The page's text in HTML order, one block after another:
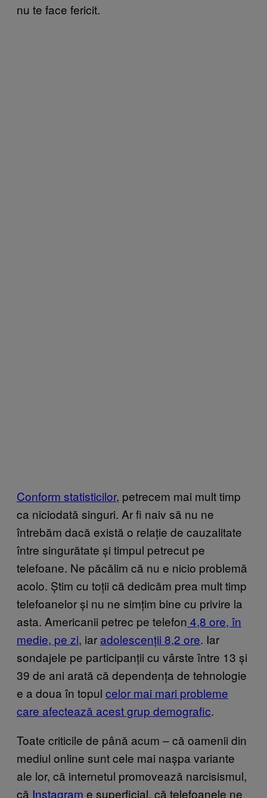
nu te face fericit.
Conform statisticilor, petrecem mai mult timp
ca niciodată singuri. Ar fi naiv să nu ne
întrebăm dacă există o relație de cauzalitate
între singurătate și timpul petrecut pe
telefoane. Ne păcălim că nu e nicio problemă
acolo. Știm cu toții că dedicăm prea mult timp
telefoanelor și nu ne simțim bine cu privire la
asta. Americanii petrec pe telefon 4,8 ore, în
medie, pe zi, iar adolescenții 8,2 ore. Iar
sondajele pe participanții cu vârste între 13 și
39 de ani arată că dependența de tehnologie
e a doua în topul celor mai mari probleme
care afectează acest grup demografic.
Toate criticile de până acum – că oamenii din
mediul online sunt cele mai nașpa variante
ale lor, că internetul promovează narcisismul,
că Instagram e superficial, că telefoanele ne